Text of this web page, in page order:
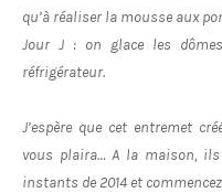
qu’à réaliser la mousse aux
Jour J : on glace les
réfrigérateur.
J’espère que cet entremet
vous plaira… A la maison, ils
instants de 2014 et